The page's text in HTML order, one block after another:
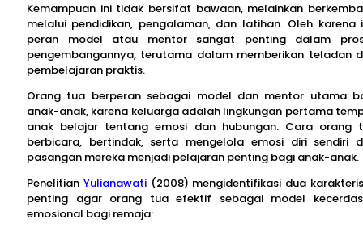
Kemampuan ini tidak bersifat bawaan, melainkan
melalui pendidikan, pengalaman, dan latihan. Oleh karena
peran model atau mentor sangat penting dalam
pengembangannya, terutama dalam memberikan teladan
pembelajaran praktis.
Orang tua berperan sebagai model dan mentor utama
anak-anak, karena keluarga adalah lingkungan pertama
anak belajar tentang emosi dan hubungan. Cara orang
berbicara, bertindak, serta mengelola emosi diri sendiri
pasangan mereka menjadi pelajaran penting bagi anak-anak.
Penelitian Yulianawati(2008) mengidentifikasi dua
penting agar orang tua efektif sebagai model
emosional bagi remaja: